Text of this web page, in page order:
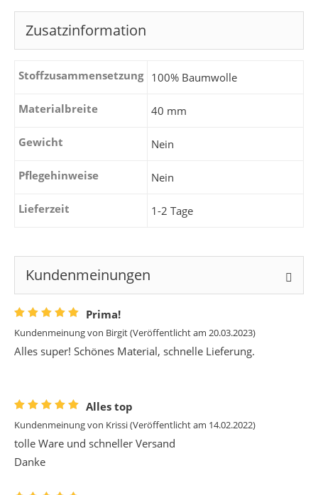
Zusatzinformation
Stoffzusammensetzung 100% Baumwolle
Materialbreite 40 mm
Gewicht Nein
Pflegehinweise Nein
Lieferzeit 1-2 Tage
Kundenmeinungen
Prima!
Kundenmeinung von Birgit(Veröffentlicht am 20.03.2023)
Alles super! Schönes Material, schnelle Lieferung.
Alles top
Kundenmeinung von Krissi(Veröffentlicht am 14.02.2022)
tolle Ware und schneller Versand
Danke